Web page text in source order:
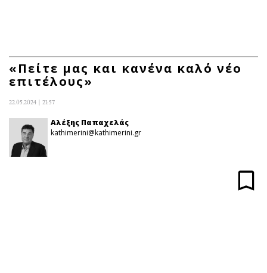
Κύπρος
Παιδεία
Υγεία
«Πείτε μας και κανένα καλό νέο
επιτέλους»
22.05.2024 | 21:57
Αλέξης Παπαχελάς
kathimerini@kathimerini.gr